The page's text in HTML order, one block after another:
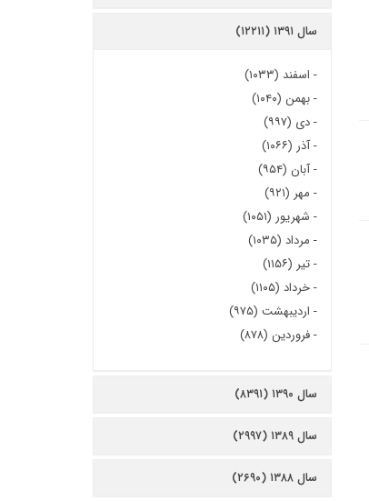
سال ۱۳۹۱ (۱۲۲۱۱)
- اسفند (۱۰۳۳)
-بهمن (۱۰۴۰)
-دی (۹۹۷)
-آذر (۱۰۶۶)
-آبان (۹۵۴)
- مهر (۹۲۱)
- شهریور (۱۰۵۱)
- مرداد (۱۰۳۵)
-تیر (۱۱۵۶)
-خرداد (۱۱۰۵)
- اردیبهشت (۹۷۵)
-فروردین (۸۷۸)
سال ۱۳۹۰ (۸۳۹۱)
سال ۱۳۸۹ (۲۹۹۷)
سال ۱۳۸۸ (۲۶۹۰)